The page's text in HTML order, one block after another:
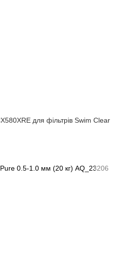
для фільтрів Swim Clear